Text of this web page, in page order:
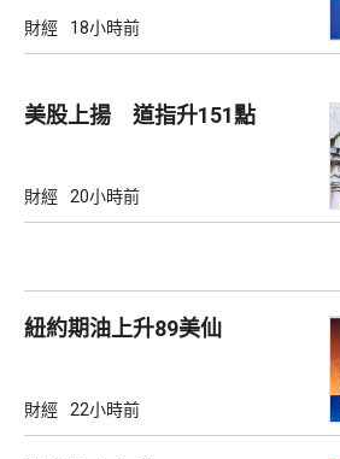
財經 18小時前
美股上揚 道指升151點
財經 20小時前
紐約期油上升89美仙
財經 22小時前